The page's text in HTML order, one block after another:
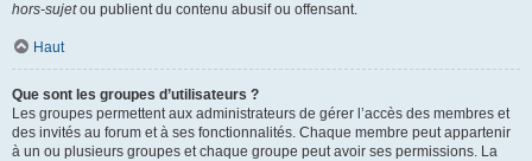
hors-sujetou publient du contenu abusif ou offensant.
Haut
Que sont les groupes d’utilisateurs ?
Les groupes permettent aux administrateurs de gérer l’accès des membres et
des invités au forum et à ses fonctionnalités. Chaque membre peut appartenir
à un ou plusieurs groupes et chaque groupe peut avoir ses permissions. La